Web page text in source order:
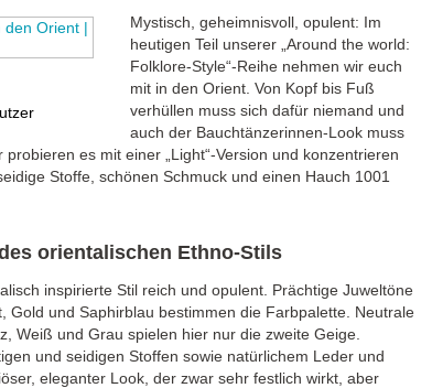
Mystisch, geheimnisvoll, opulent: Im
heutigen Teil unserer „Around the world:
Folklore-Style“-Reihe nehmen wir euch
mit in den Orient. Von Kopf bis Fuß
verhüllen muss sich dafür niemand und
auch der Bauchtänzerinnen-Look muss
es mit einer „Light“-Version und konzentrieren
Stoffe, schönen Schmuck und einen Hauch 1001
orientalischen Ethno-Stils
inspirierte Stil reich und opulent. Prächtige Juweltöne
Gold und Saphirblau bestimmen die Farbpalette. Neutrale
Weiß und Grau spielen hier nur die zweite Geige.
und seidigen Stoffen sowie natürlichem Leder und
eleganter Look, der zwar sehr festlich wirkt, aber